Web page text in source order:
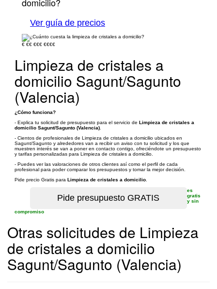
Ver guía de precios
€ €€ €€€ €€€€
Limpieza de cristales a
domicilio Sagunt/Sagunto
(Valencia)
¿Cómo funciona?
- Explica tu solicitud de presupuesto para el servicio de Limpieza de cristales a
domicilio Sagunt/Sagunto (Valencia)
- Cientos de profesionales de Limpieza de cristales a domicilio ubicados en
Sagunt/Sagunto y alrededores van a recibir un aviso con tu solicitud y los que
muestren interés se van a poner en contacto contigo, ofreciéndote un presupuesto
y tarifas personalizadas para Limpieza de cristales a domicilio.
- Puedes ver las valoraciones de otros clientes así como el perfil de cada
profesional para poder comparar los presupuestos y tomar la mejor decisión.
Pide precio Gratis para Limpieza de cristales a domicilio
es
gratis
y sin
compromiso
Otras solicitudes de Limpieza
de cristales a domicilio
Sagunt/Sagunto (Valencia)